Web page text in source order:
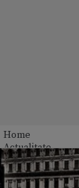
Home
Actualitate